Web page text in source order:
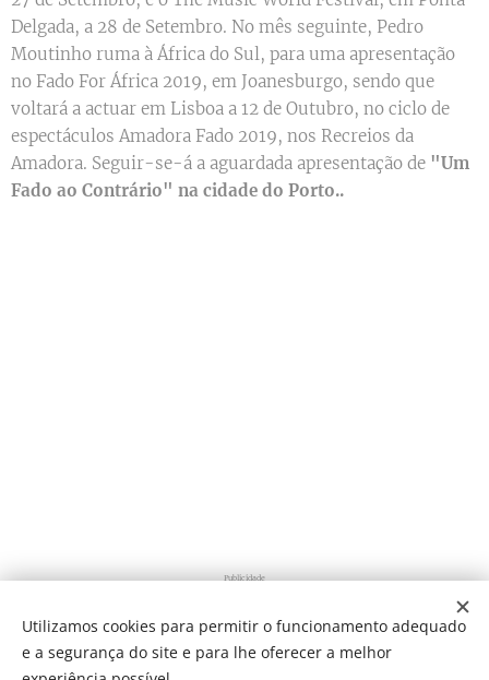
Delgada, a 28 de Setembro. No mês seguinte, Pedro
Moutinho ruma à África do Sul, para uma apresentação
no Fado For África 2019, em Joanesburgo, sendo que
voltará a actuar em Lisboa a 12 de Outubro, no ciclo de
espectáculos Amadora Fado 2019, nos Recreios da
Amadora. Seguir-se-á a aguardada apresentação de "Um
Fado ao Contrário" na cidade do Porto..
Publicidade
Share
Utilizamos cookies para permitir o funcionamento adequado
e a segurança do site e para lhe oferecer a melhor